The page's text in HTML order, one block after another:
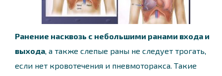
Ранение насквозь с небольшими ранами входа и
выхода , а также слепые раны не следует трогать,
если нет кровотечения и пневмоторакса. Такие